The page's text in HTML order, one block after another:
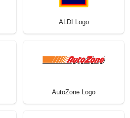
ALDI Logo
AutoZone Logo